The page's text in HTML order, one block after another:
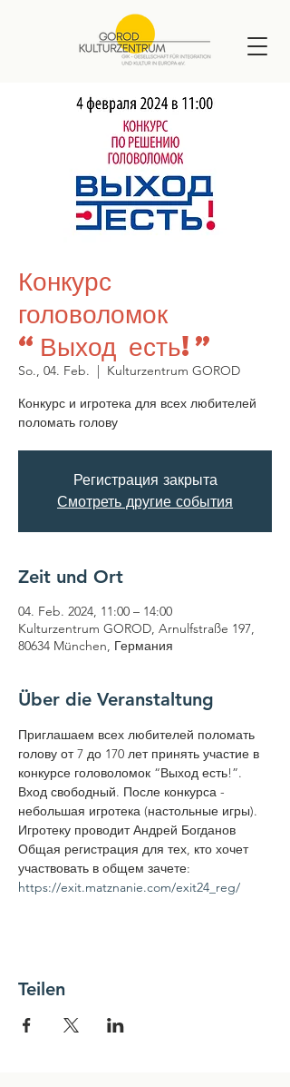
Конкурс
головоломок
“Выход есть!”
So., 04. Feb.
  |
Kulturzentrum GOROD
Конкурс и игротека для всех любителей
поломать голову
Регистрация закрыта
Смотреть другие события
Zeit und Ort
04. Feb. 2024, 11:00 – 14:00
Kulturzentrum GOROD, Arnulfstraße 197,
80634 München, Германия
Über die Veranstaltung
Приглашаем всех любителей поломать
голову от 7 до 170 лет принять участие в
конкурсе головоломок “Выход есть!”.
Вход свободный. После конкурса -
небольшая игротека (настольные игры).
Игротеку проводит Андрей Богданов
Общая регистрация для тех, кто хочет
участвовать в общем зачете:
https://exit.matznanie.com/exit24_reg/
Teilen